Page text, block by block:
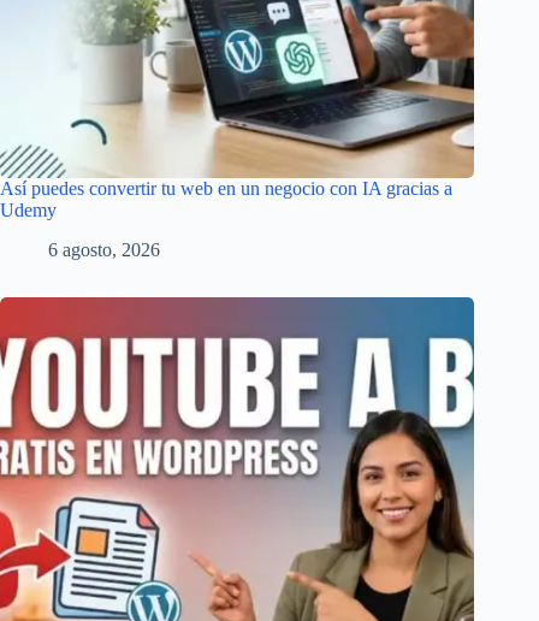
Así puedes convertir tu web en un negocio con IA gracias a
Udemy
6 agosto, 2026